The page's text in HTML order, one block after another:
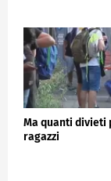
Ma quanti divieti
ragazzi